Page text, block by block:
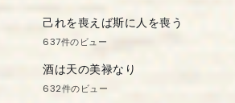
己れを喪えば斯に人を喪う
637件のビュー
酒は天の美禄なり
632件のビュー